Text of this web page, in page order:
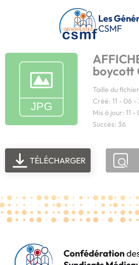
Passer au contenu principal
Les
CSMF
boycott
Taille du
Créé: 11 - 06 -
Mis à jour: 11
Succès: 36
TÉLÉCHARGER